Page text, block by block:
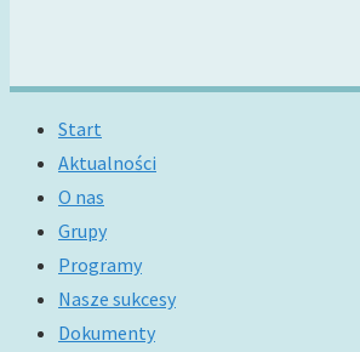
Start
Aktualności
O nas
Grupy
Programy
Nasze sukcesy
Dokumenty